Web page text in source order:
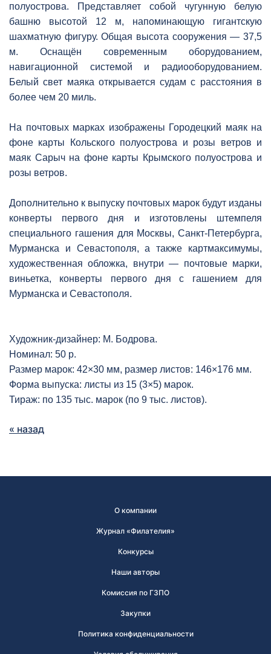
полуострова. Представляет собой чугунную белую
башню высотой 12 м, напоминающую гигантскую
шахматную фигуру. Общая высота сооружения — 37,5
м. Оснащён современным оборудованием,
навигационной системой и радиооборудованием.
Белый свет маяка открывается судам с расстояния в
более чем 20 миль.
На почтовых марках изображены Городецкий маяк на
фоне карты Кольского полуострова и розы ветров и
маяк Сарыч на фоне карты Крымского полуострова и
розы ветров.
Дополнительно к выпуску почтовых марок будут изданы
конверты первого дня и изготовлены штемпеля
специального гашения для Москвы, Санкт-Петербурга,
Мурманска и Севастополя, а также картмаксимумы,
художественная обложка, внутри — почтовые марки,
виньетка, конверты первого дня с гашением для
Мурманска и Севастополя.
Художник-дизайнер: М. Бодрова.
Номинал: 50 р.
Размер марок: 42×30 мм, размер листов: 146×176 мм.
Форма выпуска: листы из 15 (3×5) марок.
Тираж: по 135 тыс. марок (по 9 тыс. листов).
« назад
О компании
Журнал «Филателия»
Конкурсы
Наши авторы
Комиссия по ГЗПО
Закупки
Политика конфиденциальности